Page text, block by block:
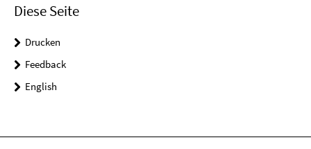
Diese Seite
Drucken
Feedback
English